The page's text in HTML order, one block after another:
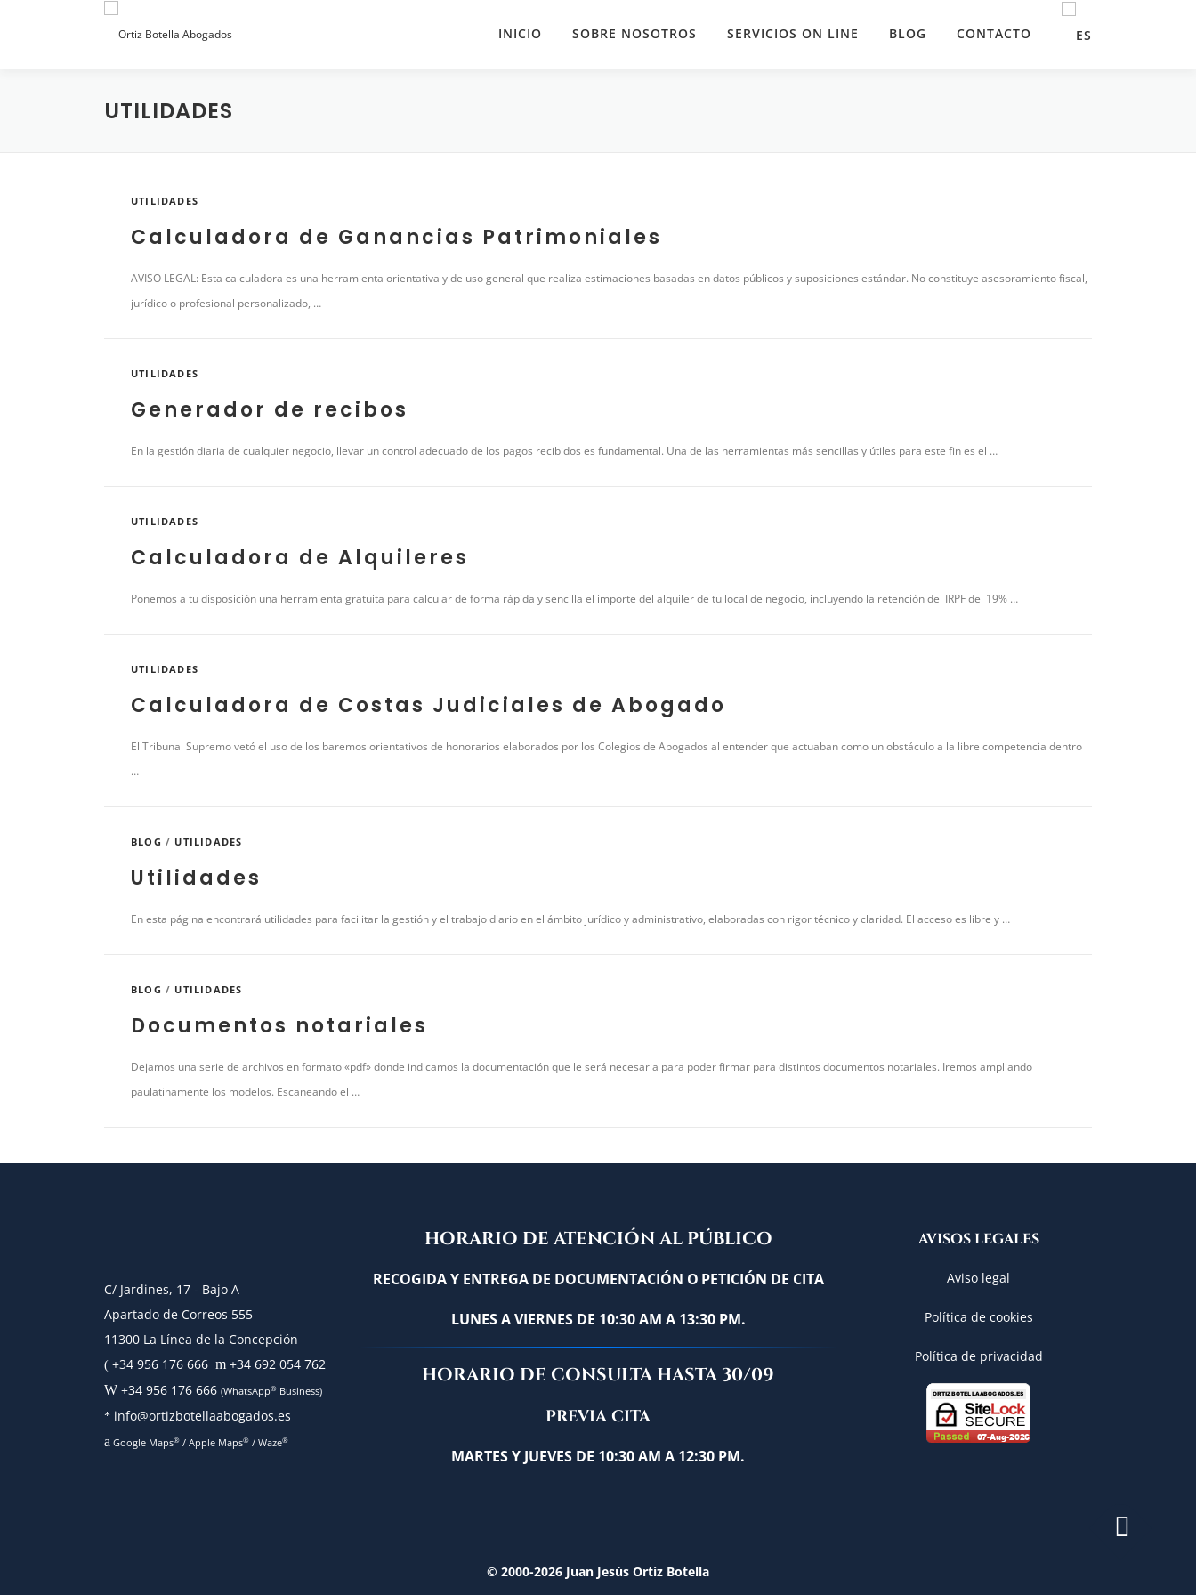
INICIO SOBRE NOSOTROS SERVICIOS ON LINE BLOG CONTACTO
UTILIDADES
UTILIDADES
Calculadora de Ganancias Patrimoniales
AVISO LEGAL: Esta calculadora es una herramienta orientativa y de uso general que realiza estimaciones basadas en datos públicos y suposiciones estándar. No constituye asesoramiento fiscal,
jurídico o profesional personalizado, …
UTILIDADES
Generador de recibos
En la gestión diaria de cualquier negocio, llevar un control adecuado de los pagos recibidos es fundamental. Una de las herramientas más sencillas y útiles para este fin es el …
UTILIDADES
Calculadora de Alquileres
Ponemos a tu disposición una herramienta gratuita para calcular de forma rápida y sencilla el importe del alquiler de tu local de negocio, incluyendo la retención del IRPF del 19% …
UTILIDADES
Calculadora de Costas Judiciales de Abogado
El Tribunal Supremo vetó el uso de los baremos orientativos de honorarios elaborados por los Colegios de Abogados al entender que actuaban como un obstáculo a la libre competencia dentro
…
BLOG / UTILIDADES
Utilidades
En esta página encontrará utilidades para facilitar la gestión y el trabajo diario en el ámbito jurídico y administrativo, elaboradas con rigor técnico y claridad. El acceso es libre y …
BLOG / UTILIDADES
Documentos notariales
Dejamos una serie de archivos en formato «pdf» donde indicamos la documentación que le será necesaria para poder firmar para distintos documentos notariales. Iremos ampliando
paulatinamente los modelos. Escaneando el …
C/ Jardines, 17 - Bajo A
Apartado de Correos 555
11300 La Línea de la Concepción
( +34 956 176 666 m +34 692 054 762
W +34 956 176 666 (WhatsApp® Business)
* info@ortizbotellaabogados.es
a Google Maps® / Apple Maps® / Waze®
HORARIO DE ATENCIÓN AL PÚBLICO
RECOGIDA Y ENTREGA DE DOCUMENTACIÓN O PETICIÓN DE CITA
LUNES A VIERNES DE 10:30 AM A 13:30 PM.
HORARIO DE CONSULTA HASTA 30/09
PREVIA CITA
MARTES Y JUEVES DE 10:30 AM A 12:30 PM.
AVISOS LEGALES
Aviso legal
Política de cookies
Política de privacidad
© 2000-2026 Juan Jesús Ortiz Botella